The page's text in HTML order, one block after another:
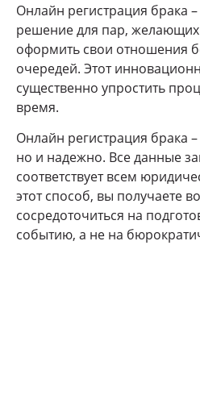
Онлайн регистрация брака
решение для пар,
оформить свои отношения
очередей. Этот
существенно упростить
время.
Онлайн регистрация брака
но и надежно. Все данные
соответствует всем
этот способ, вы получаете
сосредоточиться на
событию, а не на